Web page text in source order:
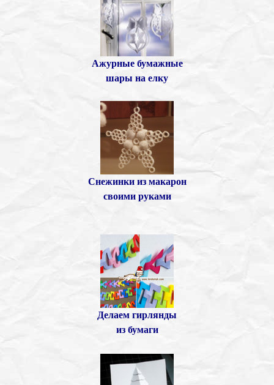
Ажурные бумажные
шары на елку
Снежинки из макарон
своими руками
Делаем гирлянды
из бумаги